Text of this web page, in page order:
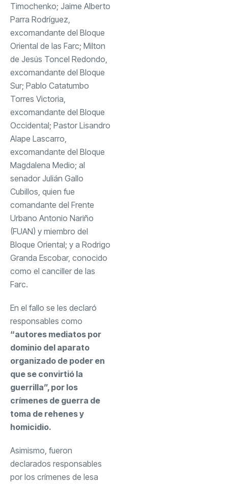
Timochenko; Jaime Alberto
Parra Rodríguez,
excomandante del Bloque
Oriental de las Farc; Milton
de Jesús Toncel Redondo,
excomandante del Bloque
Sur; Pablo Catatumbo
Torres Victoria,
excomandante del Bloque
Occidental; Pastor Lisandro
Alape Lascarro,
excomandante del Bloque
Magdalena Medio; al
senador Julián Gallo
Cubillos, quien fue
comandante del Frente
Urbano Antonio Nariño
(FUAN) y miembro del
Bloque Oriental; y a Rodrigo
Granda Escobar, conocido
como el canciller de las
Farc.
En el fallo se les declaró
responsables como
“autores mediatos por
dominio del aparato
organizado de poder en
que se convirtió la
guerrilla”, por los
crímenes de guerra de
toma de rehenes y
homicidio.
Asimismo, fueron
declarados responsables
por los crímenes de lesa